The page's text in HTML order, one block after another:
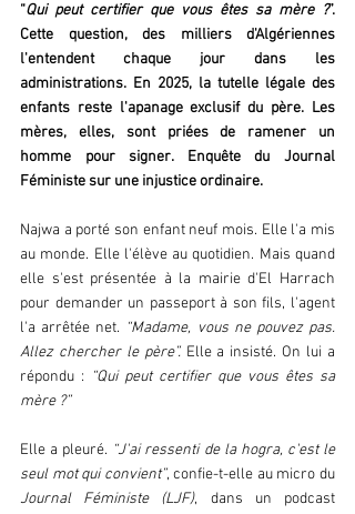
“Qui peut certifier que vous êtes sa mère ?”.
Cette question, des milliers d'Algériennes
l'entendent chaque jour dans les
administrations. En 2025, la tutelle légale des
enfants reste l'apanage exclusif du père. Les
mères, elles, sont priées de ramener un
homme pour signer. Enquête du Journal
Féministe sur une injustice ordinaire.
Najwa a porté son enfant neuf mois. Elle l'a mis
au monde. Elle l'élève au quotidien. Mais quand
elle s'est présentée à la mairie d'El Harrach
pour demander un passeport à son fils, l'agent
l'a arrêtée net. “Madame, vous ne pouvez pas.
Allez chercher le père”. Elle a insisté. On lui a
répondu : “Qui peut certifier que vous êtes sa
mère ?”
Elle a pleuré. “J'ai ressenti de la hogra, c'est le
seul mot qui convient”
Journal Féministe (LJF), dans un podcast